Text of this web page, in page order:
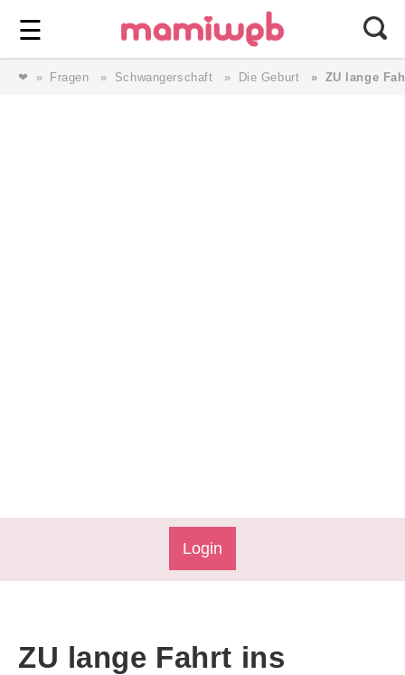
☰ ⎯ Wir lieben Familie ⎯
❤ Fragen Schwangerschaft Die Geburt ZU lange
Login
ZU lange Fahrt ins